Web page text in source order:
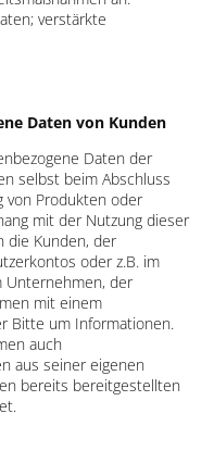
verstärkte
Daten von Kunden
Daten der
selbst beim Abschluss
von Produkten oder
mit der Nutzung dieser
die Kunden, der
oder z.B. im
Unternehmen, der
mit einem
Bitte um Informationen.
auch
aus seiner eigenen
bereits bereitgestellten